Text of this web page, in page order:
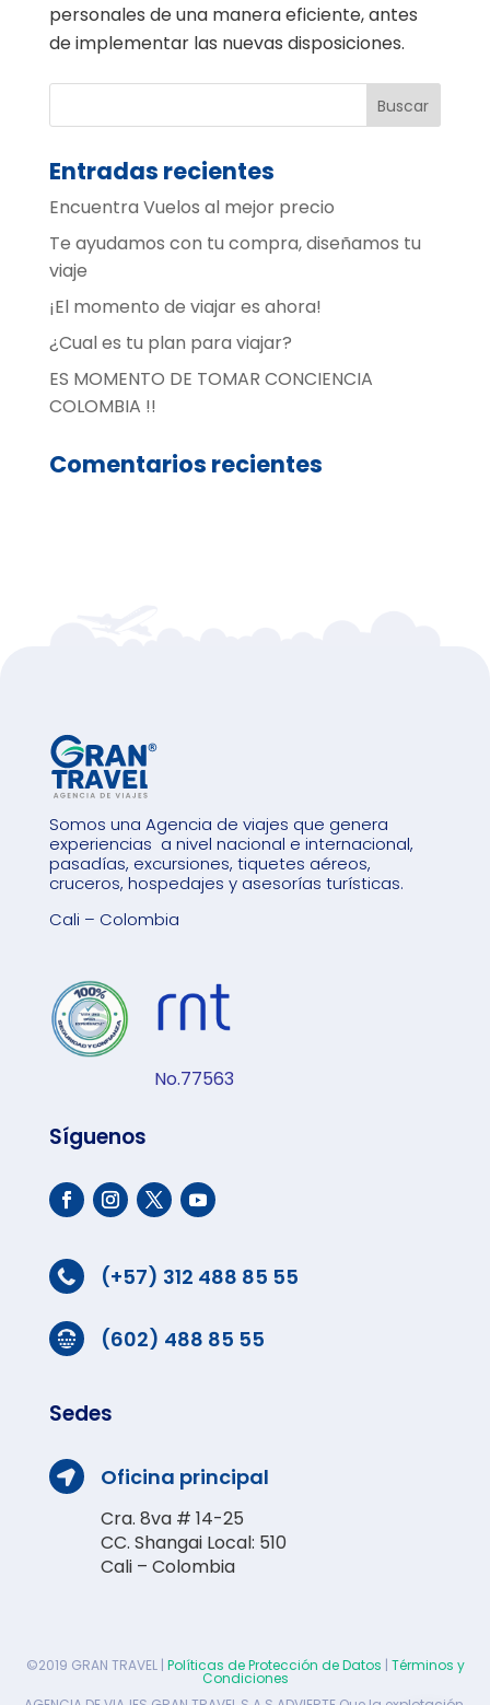
personales de una manera eficiente, antes
de implementar las nuevas disposiciones.
Entradas recientes
Encuentra Vuelos al mejor precio
Te ayudamos con tu compra, diseñamos tu
viaje
¡El momento de viajar es ahora!
¿Cual es tu plan para viajar?
ES MOMENTO DE TOMAR CONCIENCIA
COLOMBIA !!
Comentarios recientes
Somos una Agencia de viajes que genera
experiencias a nivel nacional e internacional,
pasadías, excursiones, tiquetes aéreos,
cruceros, hospedajes y asesorías turísticas.
Cali – Colombia
No.77563
Síguenos
 (+57) 312 488 85 55
 (602) 488 85 55
Sedes
 Oficina principal
Cra. 8va # 14-25
CC. Shangai Local: 510
Cali – Colombia
©2019 GRAN TRAVEL | Políticas de Protección de Datos | Términos y
Condiciones